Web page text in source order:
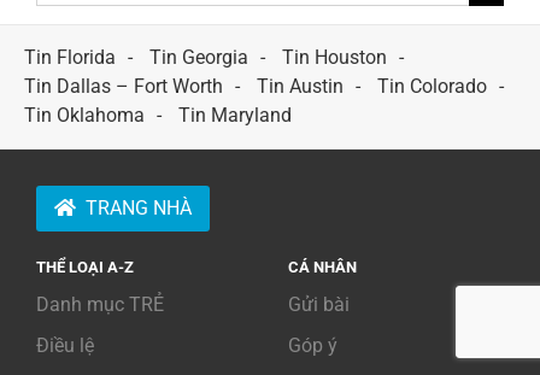
for:
Tin Florida
Tin Georgia
Tin Houston
Tin Dallas – Fort Worth
Tin Austin
Tin Colorado
Tin Oklahoma
Tin Maryland
TRANG NHÀ
THỂ LOẠI A-Z
Danh mục TRẺ
Điều lệ
CÁ NHÂN
Gửi bài
Góp ý